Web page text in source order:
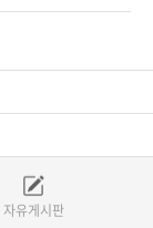
자유게시판